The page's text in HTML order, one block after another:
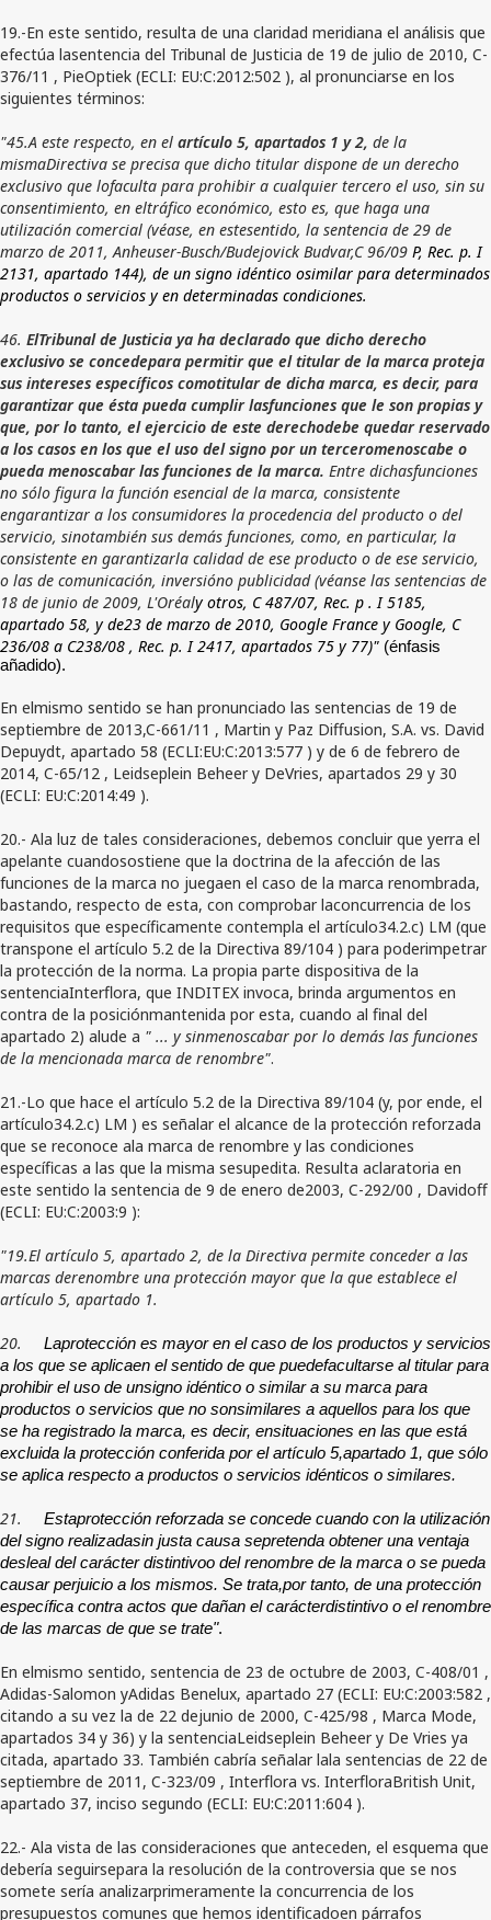
19.-En este sentido, resulta de una claridad meridiana el análisis que
efectúa lasentencia del Tribunal de Justicia de 19 de julio de 2010, C-
376/11 , PieOptiek (ECLI: EU:C:2012:502 ), al pronunciarse en los
siguientes términos:
"45.A este respecto, en el artículo 5, apartados 1 y 2, de la
mismaDirectiva se precisa que dicho titular dispone de un derecho
exclusivo que lofaculta para prohibir a cualquier tercero el uso, sin su
consentimiento, en eltráfico económico, esto es, que haga una
utilización comercial (véase, en estesentido, la sentencia de 29 de
marzo de 2011, Anheuser-Busch/Budejovick Budvar,C 96/09 P, Rec. p. I
2131, apartado 144), de un signo idéntico osimilar para determinados
productos o servicios y en determinadas condiciones.
46. ElTribunal de Justicia ya ha declarado que dicho derecho
exclusivo se concedepara permitir que el titular de la marca proteja
sus intereses específicos comotitular de dicha marca, es decir, para
garantizar que ésta pueda cumplir lasfunciones que le son propias y
que, por lo tanto, el ejercicio de este derechodebe quedar reservado
a los casos en los que el uso del signo por un terceromenoscabe o
pueda menoscabar las funciones de la marca. Entre dichasfunciones
no sólo figura la función esencial de la marca, consistente
engarantizar a los consumidores la procedencia del producto o del
servicio, sinotambién sus demás funciones, como, en particular, la
consistente en garantizarla calidad de ese producto o de ese servicio,
o las de comunicación, inversióno publicidad (véanse las sentencias de
18 de junio de 2009, L'Oréaly otros, C 487/07, Rec. p . I 5185,
apartado 58, y de23 de marzo de 2010, Google France y Google, C
236/08 a C238/08 , Rec. p. I 2417, apartados 75 y 77)" (énfasis
añadido).
En elmismo sentido se han pronunciado las sentencias de 19 de
septiembre de 2013,C-661/11 , Martin y Paz Diffusion, S.A. vs. David
Depuydt, apartado 58 (ECLI:EU:C:2013:577 ) y de 6 de febrero de
2014, C-65/12 , Leidseplein Beheer y DeVries, apartados 29 y 30
(ECLI: EU:C:2014:49 ).
20.- Ala luz de tales consideraciones, debemos concluir que yerra el
apelante cuandosostiene que la doctrina de la afección de las
funciones de la marca no juegaen el caso de la marca renombrada,
bastando, respecto de esta, con comprobar laconcurrencia de los
requisitos que específicamente contempla el artículo34.2.c) LM (que
transpone el artículo 5.2 de la Directiva 89/104 ) para poderimpetrar
la protección de la norma. La propia parte dispositiva de la
sentenciaInterflora, que INDITEX invoca, brinda argumentos en
contra de la posiciónmantenida por esta, cuando al final del
apartado 2) alude a " ... y sinmenoscabar por lo demás las funciones
de la mencionada marca de renombre".
21.-Lo que hace el artículo 5.2 de la Directiva 89/104 (y, por ende, el
artículo34.2.c) LM ) es señalar el alcance de la protección reforzada
que se reconoce ala marca de renombre y las condiciones
específicas a las que la misma sesupedita. Resulta aclaratoria en
este sentido la sentencia de 9 de enero de2003, C-292/00 , Davidoff
(ECLI: EU:C:2003:9 ):
"19.El artículo 5, apartado 2, de la Directiva permite conceder a las
marcas derenombre una protección mayor que la que establece el
artículo 5, apartado 1.
20.
Laprotección es mayor en el caso de los productos y servicios
a los que se aplicaen el sentido de que puedefacultarse al titular para
prohibir el uso de unsigno idéntico o similar a su marca para
productos o servicios que no sonsimilares a aquellos para los que
se ha registrado la marca, es decir, ensituaciones en las que está
excluida la protección conferida por el artículo 5,apartado 1, que sólo
se aplica respecto a productos o servicios idénticos o similares.
21.
Estaprotección reforzada se concede cuando con la utilización
del signo realizadasin justa causa sepretenda obtener una ventaja
desleal del carácter distintivoo del renombre de la marca o se pueda
causar perjuicio a los mismos. Se trata,por tanto, de una protección
específica contra actos que dañan el carácterdistintivo o el renombre
de las marcas de que se trate".
En elmismo sentido, sentencia de 23 de octubre de 2003, C-408/01 ,
Adidas-Salomon yAdidas Benelux, apartado 27 (ECLI: EU:C:2003:582 ,
citando a su vez la de 22 dejunio de 2000, C-425/98 , Marca Mode,
apartados 34 y 36) y la sentenciaLeidseplein Beheer y De Vries ya
citada, apartado 33. También cabría señalar lala sentencias de 22 de
septiembre de 2011, C-323/09 , Interflora vs. InterfloraBritish Unit,
apartado 37, inciso segundo (ECLI: EU:C:2011:604 ).
22.- Ala vista de las consideraciones que anteceden, el esquema que
debería seguirsepara la resolución de la controversia que se nos
somete sería analizarprimeramente la concurrencia de los
presupuestos comunes que hemos identificadoen párrafos